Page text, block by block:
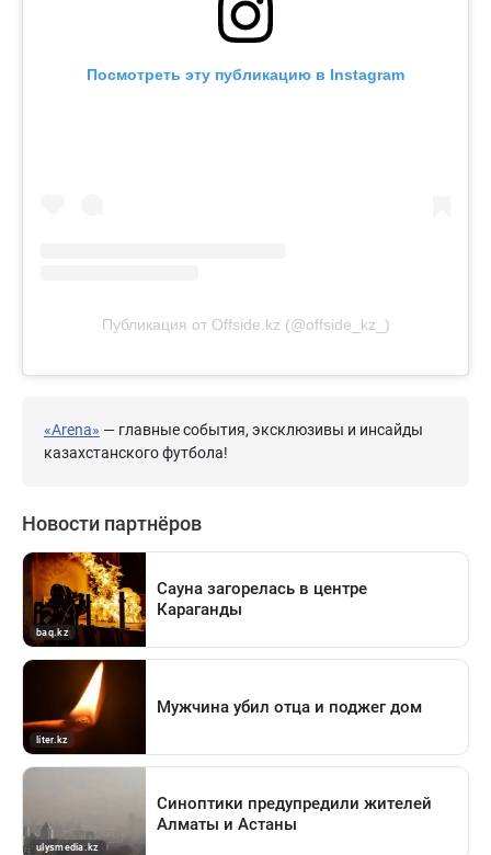
Посмотреть эту публикацию в Instagram
Публикация от Offside.kz (@offside_kz_)
«Arena» — главные события, эксклюзивы и инсайды
казахстанского футбола!